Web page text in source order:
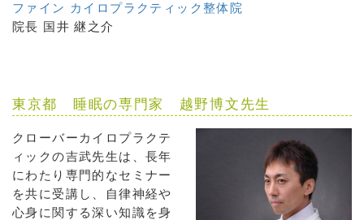
ファイン カイロプラクティック整体院
院長 国井 継之介
東京都 睡眠の専門家 越野博文先生
クローバーカイロプラクテ
ィックの吉武先生は、長年
にわたり専門的なセミナー
を共に受講し、自律神経や
心身に関する深い知識を身